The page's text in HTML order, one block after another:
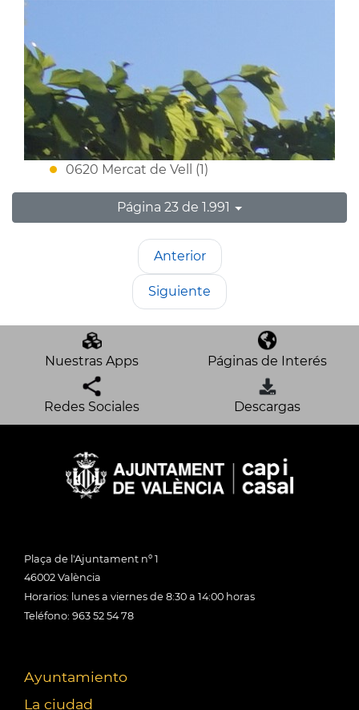
0620 Mercat de Vell (1)
Página 23 de 1.991
Anterior
Siguiente
Nuestras Apps Páginas de Interés
Redes Sociales Descargas
Plaça de l'Ajuntament nº 1
46002 València
Horarios: lunes a viernes de 8:30 a 14:00 horas
Teléfono: 963 52 54 78
Ayuntamiento
La ciudad